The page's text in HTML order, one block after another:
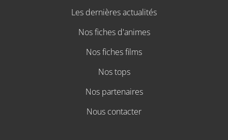
Les dernières actualités
Nos fiches d'animes
Nos fiches films
Nos tops
Nos partenaires
Nous contacter